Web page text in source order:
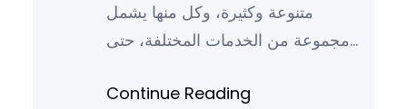
متنوعة وكثيرة، وكل منها يشمل
مجموعة من الخدمات المختلفة، حتى
بما يتوافق مع أهدافه سواء كانت
Continue Reading